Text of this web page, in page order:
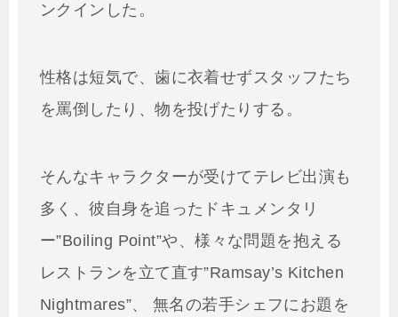
ンクインした。
性格は短気で、歯に衣着せずスタッフたち
を罵倒したり、物を投げたりする。
そんなキャラクターが受けてテレビ出演も
多く、彼自身を追ったドキュメンタリ
ー”Boiling Point”や、様々な問題を抱える
レストランを立て直す”Ramsay’s Kitchen
Nightmares”、 無名の若手シェフにお題を